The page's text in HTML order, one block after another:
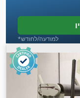
*למודעה/לחודש